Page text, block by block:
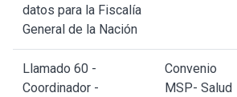
datos para la Fiscalía
General de la Nación
Llamado 60 -
Coordinador -
Convenio
MSP- Salud